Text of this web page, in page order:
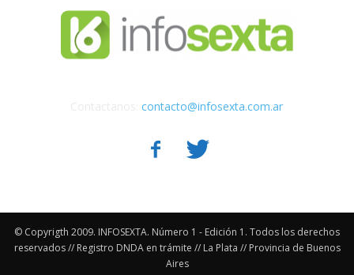
contacto@infosexta.com.ar
© Copyrigth 2009. INFOSEXTA. Número 1 - Edición 1. Todos los derechos
reservados // Registro DNDA en trámite // La Plata // Provincia de Buenos
Aires